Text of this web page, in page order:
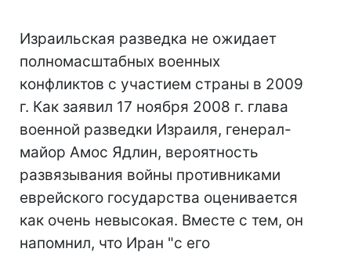
Израильская разведка не ожидает
полномасштабных военных
конфликтов с участием страны в 2009
г. Как заявил 17 ноября 2008 г. глава
военной разведки Израиля, генерал-
майор Амос Ядлин, вероятность
развязывания войны противниками
еврейского государства оценивается
как очень невысокая. Вместе с тем, он
напомнил, что Иран "с его